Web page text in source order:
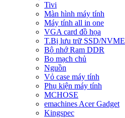
Tivi
Màn hình máy tính
Máy tính all in one
VGA card đồ họa
T.Bị lưu trữ SSD/NVME
Bộ nhớ Ram DDR
Bo mạch chủ
Nguồn
Vỏ case máy tính
Phụ kiện máy tính
MCHOSE
emachines Acer Gadget
Kingspec